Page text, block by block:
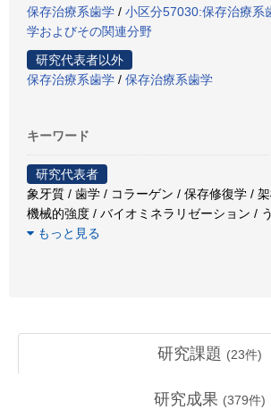
保存治療系歯学 / 小区分57030:保存治療系
学およびその関連分野
研究代表者以外
保存治療系歯学 / 保存治療系歯学
キーワード
研究代表者
象牙質 / 歯学 / コラーゲン / 保存修復学 /
機械的強度 / バイオミネラリゼーション /
もっと見る
研究課題 (23件)
研究成果 (379件)